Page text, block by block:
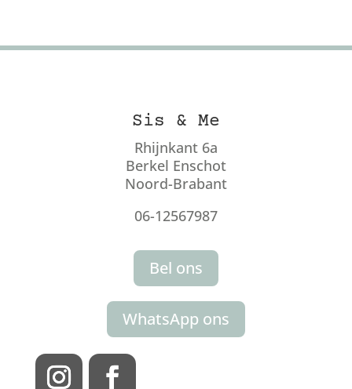
Sis & Me
Rhijnkant 6a
Berkel Enschot
Noord-Brabant
06-12567987
Bel ons
WhatsApp ons